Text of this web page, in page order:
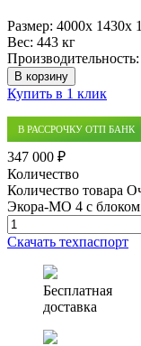
Размер: 4000x 1430x
Вес: 443 кг
Производительность:
В корзину
Купить в 1 клик
В РАССРОЧКУ ОТП БАНК
347 000 ₽
Количество
Количество товара
Экора-МО 4 с блоком
Скачать техпаспорт
Бесплатная
доставка